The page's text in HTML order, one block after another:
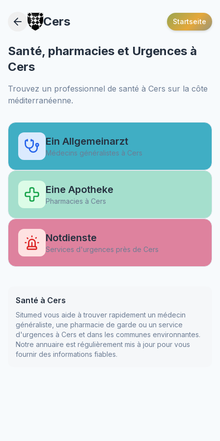
Cers Startseite
Santé, pharmacies et Urgences à
Cers
Trouvez un professionnel de santé à Cers sur la côte
méditerranéenne.
Ein Allgemeinarzt
Médecins généralistes à Cers
Eine Apotheke
Pharmacies à Cers
Notdienste
Services d'urgences près de Cers
Santé à Cers
Situmed vous aide à trouver rapidement un médecin
généraliste, une pharmacie de garde ou un service
d'urgences à Cers et dans les communes environnantes.
Notre annuaire est régulièrement mis à jour pour vous
fournir des informations fiables.